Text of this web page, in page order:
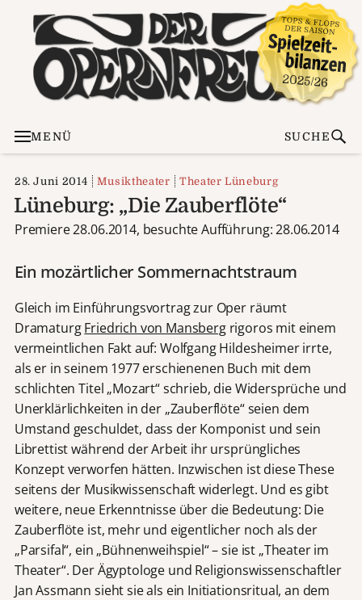
MENÜ SUCHE
28. Juni 2014 Musiktheater Theater Lüneburg
Lüneburg: „Die Zauberflöte“
Premiere 28.06.2014, besuchte Aufführung: 28.06.2014
Ein mozärtlicher Sommernachtstraum
Gleich im Einführungsvortrag zur Oper räumt
DramaturgFriedrich von Mansbergrigoros mit einem
vermeintlichen Fakt auf: Wolfgang Hildesheimer irrte,
als er in seinem 1977 erschienenen Buch mit dem
schlichten Titel „Mozart“ schrieb, die Widersprüche und
Unerklärlichkeiten in der „Zauberflöte“ seien dem
Umstand geschuldet, dass der Komponist und sein
Librettist während der Arbeit ihr ursprüngliches
Konzept verworfen hätten. Inzwischen ist diese These
seitens der Musikwissenschaft widerlegt. Und es gibt
weitere, neue Erkenntnisse über die Bedeutung: Die
Zauberflöte ist, mehr und eigentlicher noch als der
„Parsifal“, ein „Bühnenweihspiel“ – sie ist „Theater im
Theater“. Der Ägyptologe und Religionswissenschaftler
Jan Assmann sieht sie als ein Initiationsritual, an dem